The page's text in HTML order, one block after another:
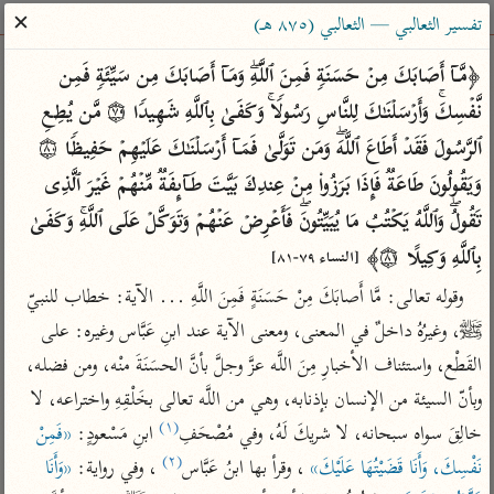
ساهم معنا في نشر القرآن والعلم الشرعي
الباحث القرآني
بحث تفسير علوم مصاحف معاجم
Type 2 or more characters for results.
Type 1 or more
characters for results.
أمّهات
تفسير الطبري
تفسير ابن كثير
تفسير القرطبي
تفسير البغوي
عامّة
فتح البيان للقنوجي
فتح القدير للشوكاني
تفسير ابن جزي
موسوعات
معاصرة
الميسر
المختصر في
التفسير
تفسير السعدي
أيسر التفاسير
تفسير الثعالبي — الثعالبي (٨٧٥ هـ)
✕
بِٱللَّهِ وَكِیلًا ۝٨١﴾
[النساء ٧٩-٨١]
خالِقَ سواه سبحانه، لا شريكَ لَهُ، وفي مُصْحَفِ(١) ابنِ مَسْعودٍ:
نَفْسِكَ، وَأَنَا قَضَيْتُهَا عَلَيْكَ» ، وقرأ بها ابنُ عَبَّاس(٢) ، وفي رواية: